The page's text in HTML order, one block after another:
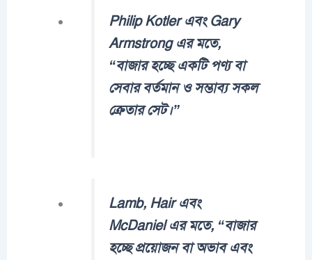
Philip Kotler এবং Gary
Armstrong এর মতে,
“বাজার হচ্ছে একটি পণ্য বা
সেবার বর্তমান ও সম্ভাব্য সকল
ক্রেতার সেট।”
Lamb, Hair এবং
McDaniel এর মতে, “বাজার
হচ্ছে প্রয়োজন বা অভাব এবং